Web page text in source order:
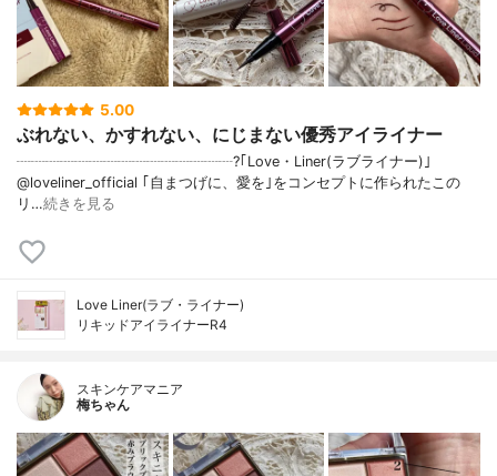
5.00
ぶれない、かすれない、にじまない優秀アイライナー
┈┈┈┈┈┈┈┈┈┈┈┈┈┈┈?｢Love・Liner(ラブライナー)｣
@loveliner_official ｢自まつげに、愛を｣をコンセプトに作られたこの
リ…続きを見る
Love Liner(ラブ・ライナー)
リキッドアイライナーR4
スキンケアマニア
梅ちゃん